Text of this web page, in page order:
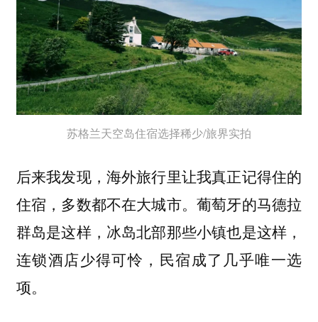
苏格兰天空岛住宿选择稀少/旅界实拍
后来我发现，海外旅行里让我真正记得住的
住宿，多数都不在大城市。葡萄牙的马德拉
群岛是这样，冰岛北部那些小镇也是这样，
连锁酒店少得可怜，民宿成了几乎唯一选
项。